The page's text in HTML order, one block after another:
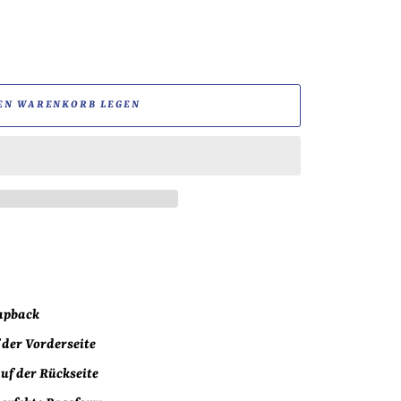
WARENKORB LEGEN
Vorderseite
der Rückseite